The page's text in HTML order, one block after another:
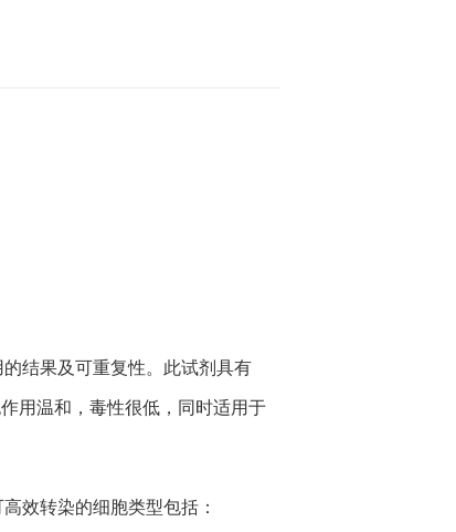
结果及可重复性。此试剂具有
用温和，毒性很低，同时适用于
效转染的细胞类型包括：